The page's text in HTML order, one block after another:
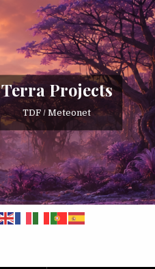
Terra Projects
TDF / Meteonet